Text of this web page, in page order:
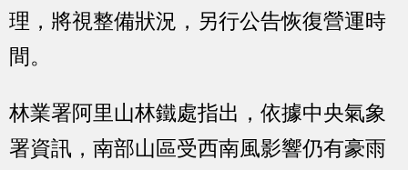
理，將視整備狀況，另行公告恢復營運時
間。
林業署阿里山林鐵處指出，依據中央氣象
署資訊，南部山區受西南風影響仍有豪雨